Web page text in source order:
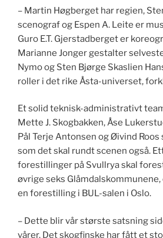
– Martin Høgberget har regien,
scenograf og Espen A. Leite er
Guro E.T. Gjerstadberget er
Marianne Jonger gestalter
Nymo og Sten Bjørge Skaslien
roller i det rike Åsta-universet,
Et solid teknisk-administrativt
Mette J. Skogbakken, Åse
Pål Terje Antonsen og Øivind
som det skal rundt scenen også.
forestillinger på Svullrya skal
øvrige seks
en forestilling i BUL-salen i Oslo.
– Dette blir vår største satsning
vårer. Det skogfinske har fått et